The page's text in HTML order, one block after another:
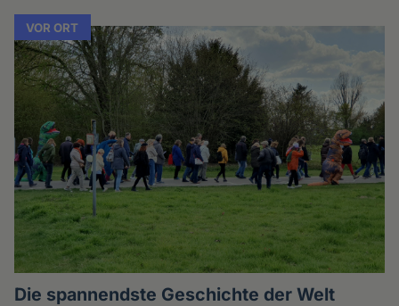
VOR ORT
Die spannendste Geschichte der Welt